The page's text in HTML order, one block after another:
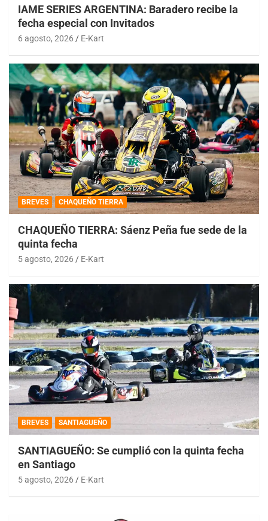
IAME SERIES ARGENTINA: Baradero recibe la
fecha especial con Invitados
6 agosto, 2026 E-Kart
BREVES CHAQUEÑO TIERRA
CHAQUEÑO TIERRA: Sáenz Peña fue sede de la
quinta fecha
5 agosto, 2026 E-Kart
BREVES SANTIAGUEÑO
SANTIAGUEÑO: Se cumplió con la quinta fecha
en Santiago
5 agosto, 2026 E-Kart